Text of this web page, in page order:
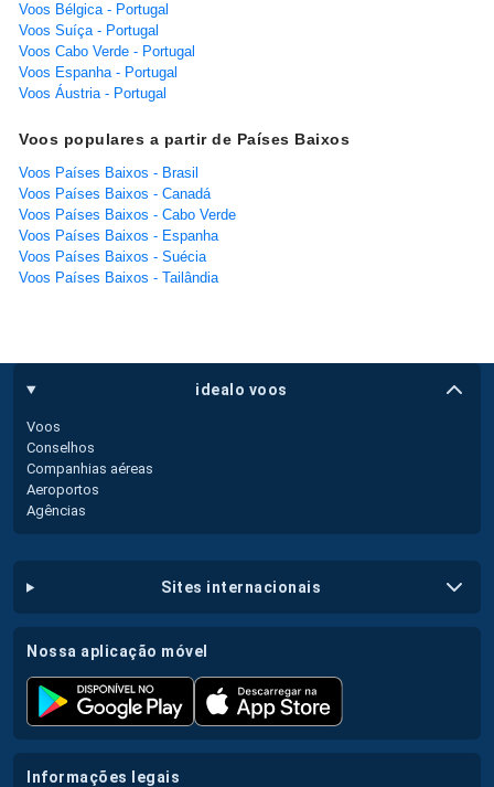
Voos Bélgica - Portugal
Voos Suíça - Portugal
Voos Cabo Verde - Portugal
Voos Espanha - Portugal
Voos Áustria - Portugal
Voos populares a partir de Países Baixos
Voos Países Baixos - Brasil
Voos Países Baixos - Canadá
Voos Países Baixos - Cabo Verde
Voos Países Baixos - Espanha
Voos Países Baixos - Suécia
Voos Países Baixos - Tailândia
idealo voos
Voos
Conselhos
Companhias aéreas
Aeroportos
Agências
sites internacionais
nossa aplicação móvel
informações legais